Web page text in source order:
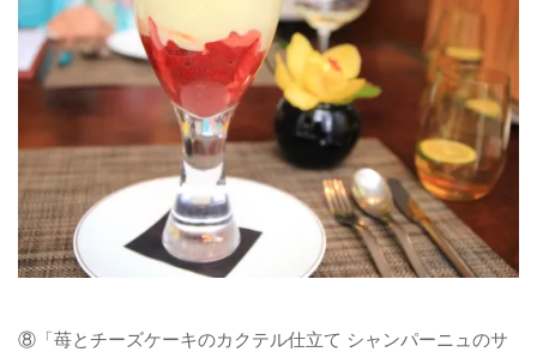
⑧「苺とチーズケーキのカクテル仕立て シャンパーニュのサ